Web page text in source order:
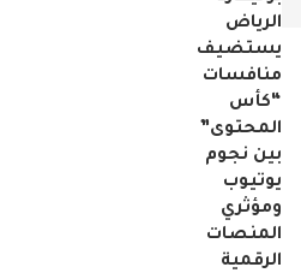
الرياض
يستضيف
منافسات
“كأس
المحتوى”
بين نجوم
يوتيوب
ومؤثري
المنصات
الرقمية